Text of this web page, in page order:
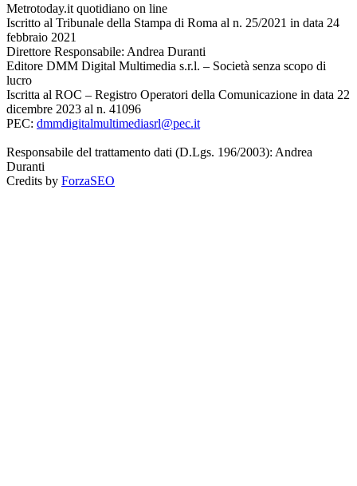
Metrotoday.it quotidiano on line
Iscritto al Tribunale della Stampa di Roma al n. 25/2021 in data 24
febbraio 2021
Direttore Responsabile: Andrea Duranti
Editore DMM Digital Multimedia s.r.l. – Società senza scopo di
lucro
Iscritta al ROC – Registro Operatori della Comunicazione in data 22
dicembre 2023 al n. 41096
PEC: dmmdigitalmultimediasrl@pec.it
Responsabile del trattamento dati (D.Lgs. 196/2003): Andrea
Duranti
Credits by ForzaSEO